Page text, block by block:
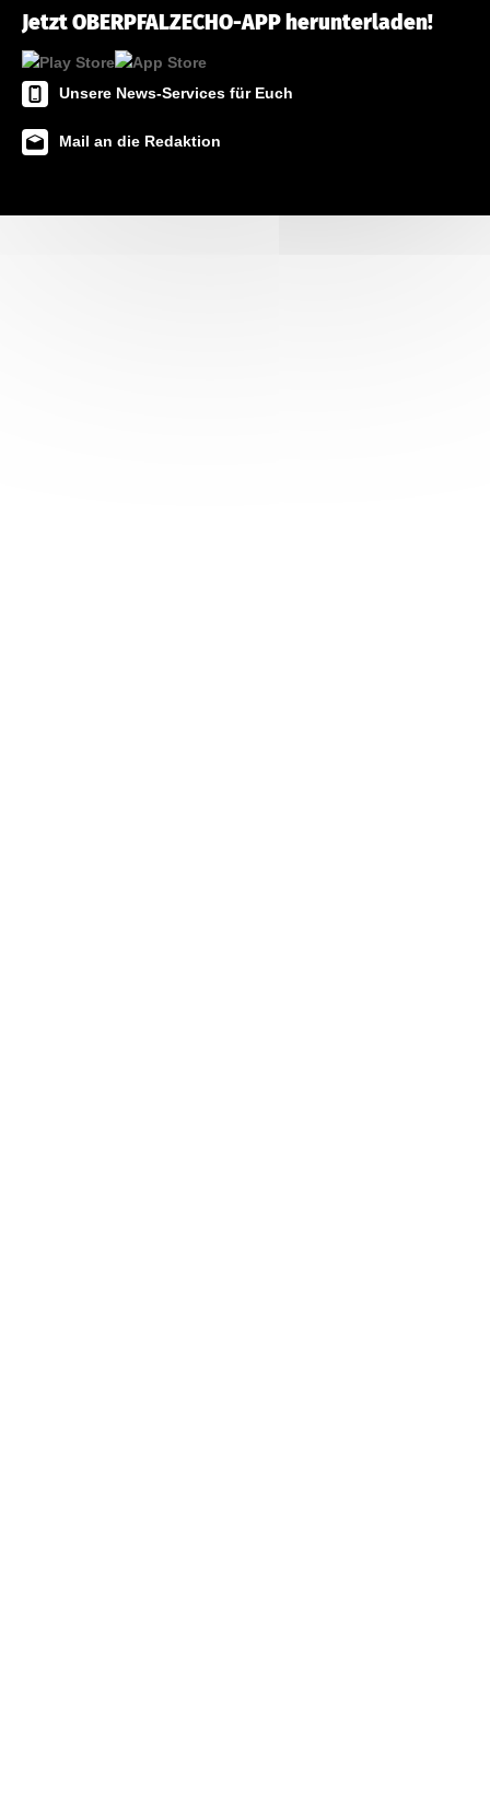
Jetzt OBERPFALZECHO-APP herunterladen!
Unsere News-Services für Euch
Mail an die Redaktion